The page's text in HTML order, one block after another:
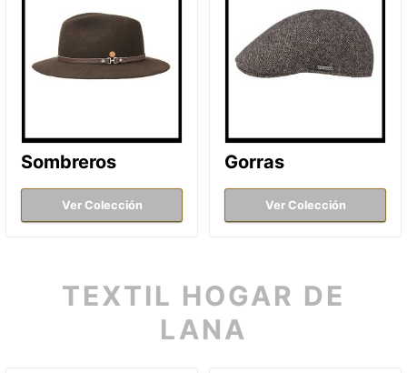
Sombreros
Ver Colección
Gorras
Ver Colección
TEXTIL HOGAR DE
LANA